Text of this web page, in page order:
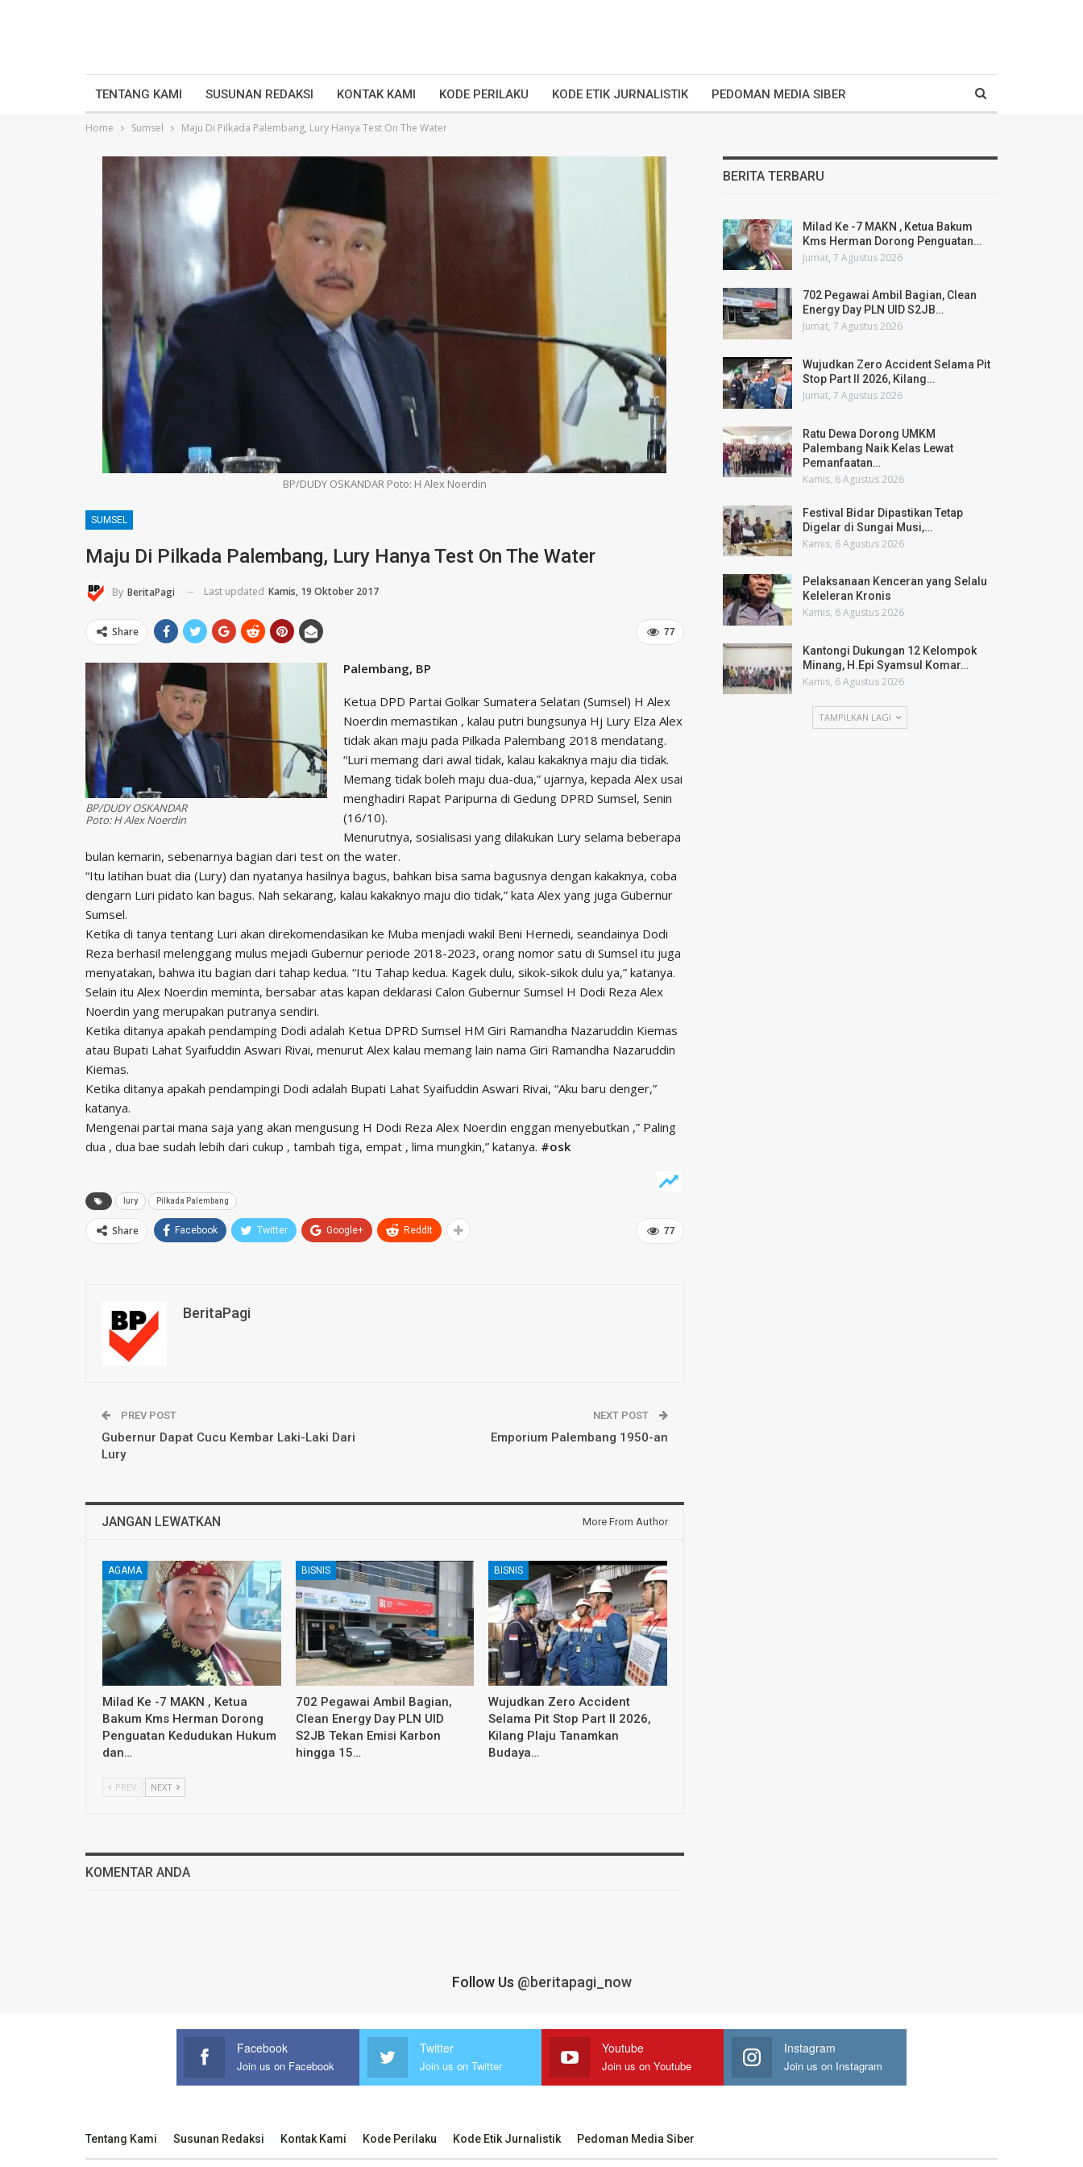
TENTANG KAMI SUSUNAN REDAKSI KONTAK KAMI KODE PERILAKU KODE ETIK JURNALISTIK PEDOMAN MEDIA SIBER
Home Sumsel Maju Di Pilkada Palembang, Lury Hanya Test On The Water
BP/DUDY OSKANDAR Poto: H Alex Noerdin
SUMSEL
Maju Di Pilkada Palembang, Lury Hanya Test On The Water
By BeritaPagi Last updated Kamis, 19 Oktober 2017
77
Share
BP/DUDY OSKANDAR
Poto: H Alex Noerdin
Palembang, BP
Ketua DPD Partai Golkar Sumatera Selatan (Sumsel) H Alex
Noerdin memastikan , kalau putri bungsunya Hj Lury Elza Alex
tidak akan maju pada Pilkada Palembang 2018 mendatang.
“Luri memang dari awal tidak, kalau kakaknya maju dia tidak.
Memang tidak boleh maju dua-dua,” ujarnya, kepada Alex usai
menghadiri Rapat Paripurna di Gedung DPRD Sumsel, Senin
(16/10).
Menurutnya, sosialisasi yang dilakukan Lury selama beberapa
bulan kemarin, sebenarnya bagian dari test on the water.
“Itu latihan buat dia (Lury) dan nyatanya hasilnya bagus, bahkan bisa sama bagusnya dengan kakaknya, coba
dengarn Luri pidato kan bagus. Nah sekarang, kalau kakaknyo maju dio tidak,” kata Alex yang juga Gubernur
Sumsel.
Ketika di tanya tentang Luri akan direkomendasikan ke Muba menjadi wakil Beni Hernedi, seandainya Dodi
Reza berhasil melenggang mulus mejadi Gubernur periode 2018-2023, orang nomor satu di Sumsel itu juga
menyatakan, bahwa itu bagian dari tahap kedua. “Itu Tahap kedua. Kagek dulu, sikok-sikok dulu ya,” katanya.
Selain itu Alex Noerdin meminta, bersabar atas kapan deklarasi Calon Gubernur Sumsel H Dodi Reza Alex
Noerdin yang merupakan putranya sendiri.
Ketika ditanya apakah pendamping Dodi adalah Ketua DPRD Sumsel HM Giri Ramandha Nazaruddin Kiemas
atau Bupati Lahat Syaifuddin Aswari Rivai, menurut Alex kalau memang lain nama Giri Ramandha Nazaruddin
Kiemas.
Ketika ditanya apakah pendampingi Dodi adalah Bupati Lahat Syaifuddin Aswari Rivai, “Aku baru denger,”
katanya.
Mengenai partai mana saja yang akan mengusung H Dodi Reza Alex Noerdin enggan menyebutkan ,” Paling
dua , dua bae sudah lebih dari cukup , tambah tiga, empat , lima mungkin,” katanya. #osk
lury Pilkada Palembang
77
Share Facebook Twitter Google+ ReddIt
BeritaPagi
PREV POST
Gubernur Dapat Cucu Kembar Laki-Laki Dari
Lury
NEXT POST
Emporium Palembang 1950-an
JANGAN LEWATKAN More From Author
AGAMA
Milad Ke -7 MAKN , Ketua
Bakum Kms Herman Dorong
Penguatan Kedudukan Hukum
dan…
BISNIS
702 Pegawai Ambil Bagian,
Clean Energy Day PLN UID
S2JB Tekan Emisi Karbon
hingga 15…
BISNIS
Wujudkan Zero Accident
Selama Pit Stop Part II 2026,
Kilang Plaju Tanamkan
Budaya…
PREV NEXT
KOMENTAR ANDA
BERITA TERBARU
Milad Ke -7 MAKN , Ketua Bakum
Kms Herman Dorong Penguatan…
Jumat, 7 Agustus 2026
702 Pegawai Ambil Bagian, Clean
Energy Day PLN UID S2JB…
Jumat, 7 Agustus 2026
Wujudkan Zero Accident Selama Pit
Stop Part II 2026, Kilang…
Jumat, 7 Agustus 2026
Ratu Dewa Dorong UMKM
Palembang Naik Kelas Lewat
Pemanfaatan…
Kamis, 6 Agustus 2026
Festival Bidar Dipastikan Tetap
Digelar di Sungai Musi,…
Kamis, 6 Agustus 2026
Pelaksanaan Kenceran yang Selalu
Keleleran Kronis
Kamis, 6 Agustus 2026
Kantongi Dukungan 12 Kelompok
Minang, H.Epi Syamsul Komar…
Kamis, 6 Agustus 2026
TAMPILKAN LAGI
Follow Us @beritapagi_now
Facebook
Join us on Facebook
Twitter
Join us on Twitter
Youtube
Join us on Youtube
Instagram
Join us on Instagram
Tentang Kami Susunan Redaksi Kontak Kami Kode Perilaku Kode Etik Jurnalistik Pedoman Media Siber